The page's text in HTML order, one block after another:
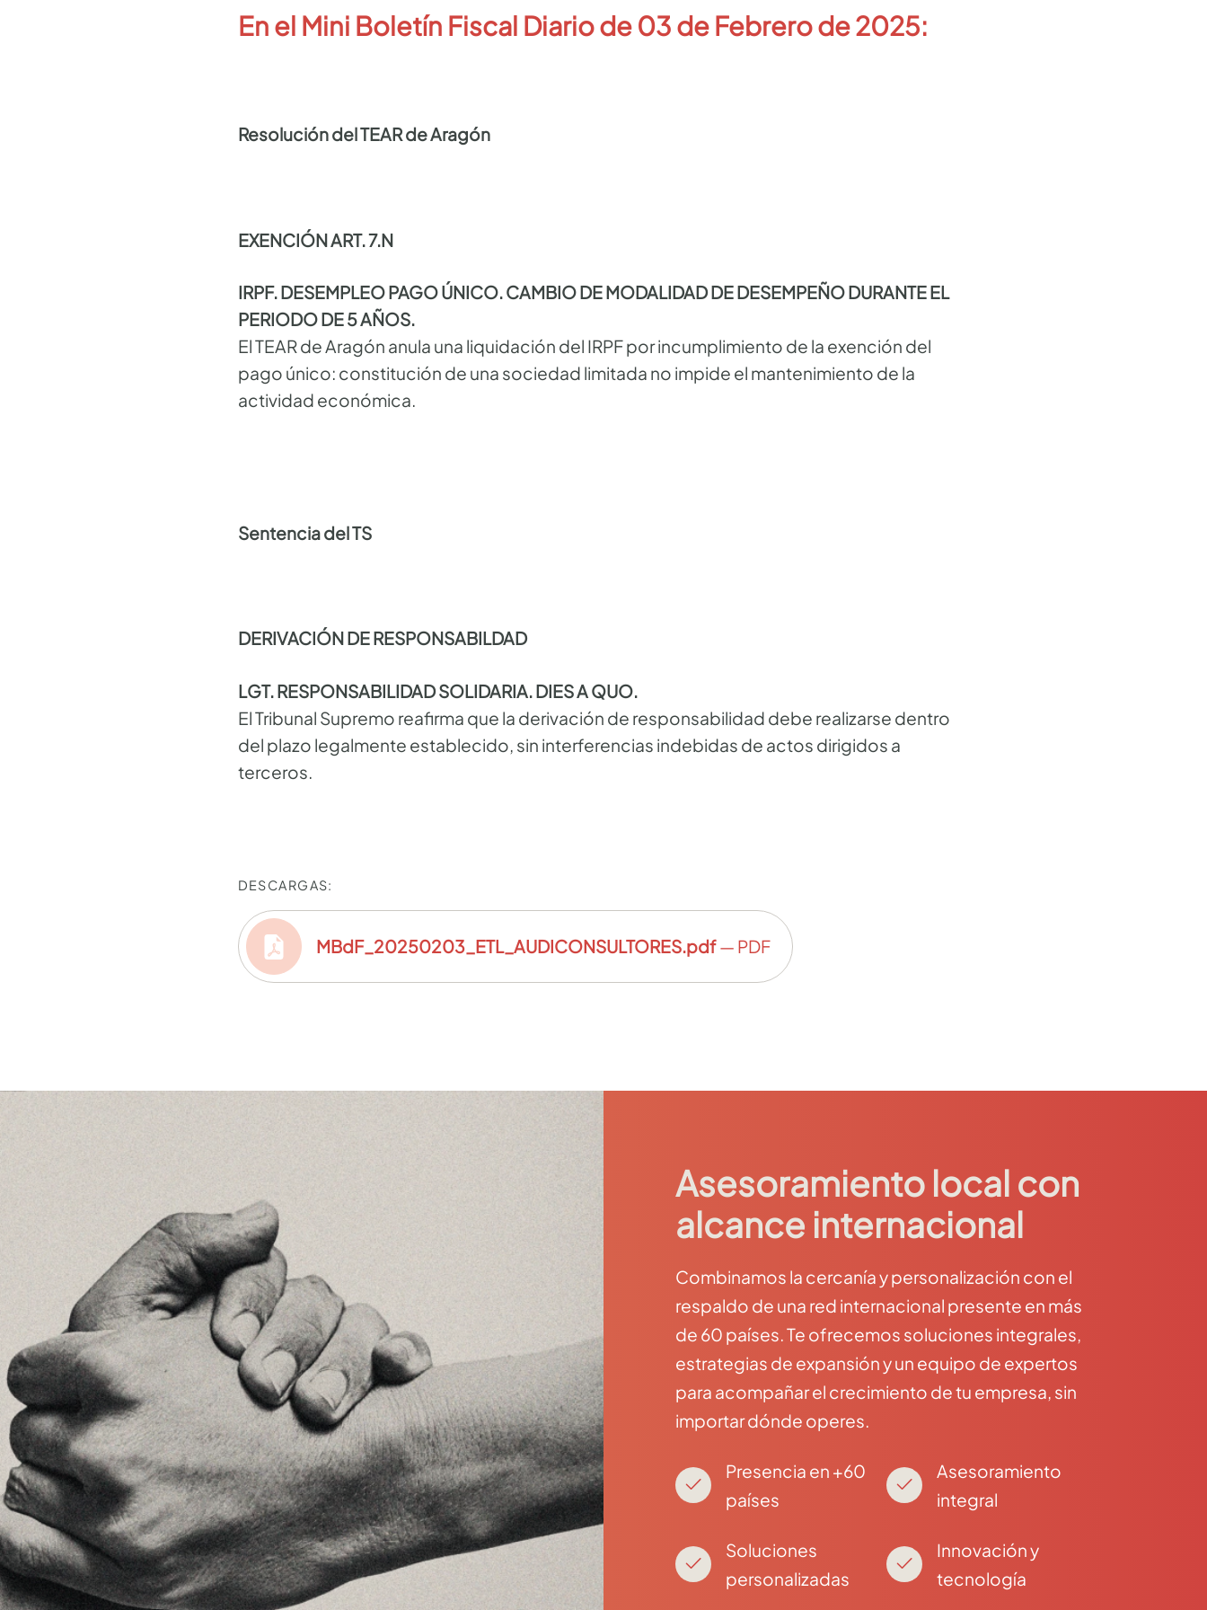
En el Mini Boletín Fiscal Diario de 03 de Febrero de 2025:
Resolución del TEAR de Aragón
EXENCIÓN ART. 7.N
IRPF. DESEMPLEO PAGO ÚNICO. CAMBIO DE MODALIDAD DE DESEMPEÑO DURANTE EL
PERIODO DE 5 AÑOS.
El TEAR de Aragón anula una liquidación del IRPF por incumplimiento de la exención del
pago único: constitución de una sociedad limitada no impide el mantenimiento de la
actividad económica.
Sentencia del TS
DERIVACIÓN DE RESPONSABILDAD
LGT. RESPONSABILIDAD SOLIDARIA. DIES A QUO.
El Tribunal Supremo reafirma que la derivación de responsabilidad debe realizarse dentro
del plazo legalmente establecido, sin interferencias indebidas de actos dirigidos a
terceros.
DESCARGAS:
MBdF_20250203_ETL_AUDICONSULTORES.pdf— PDF
Asesoramiento local con
alcance internacional
Combinamos la cercanía y personalización con el
respaldo de una red internacional presente en más
de 60 países. Te ofrecemos soluciones integrales,
estrategias de expansión y un equipo de expertos
para acompañar el crecimiento de tu empresa, sin
importar dónde operes.
Presencia en +60
países
Soluciones
personalizadas
Asesoramiento
integral
Innovación y
tecnología